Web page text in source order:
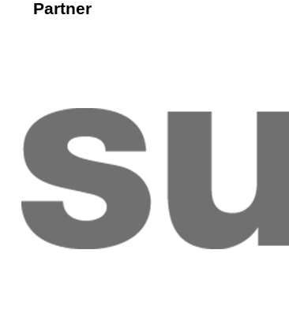
Partner